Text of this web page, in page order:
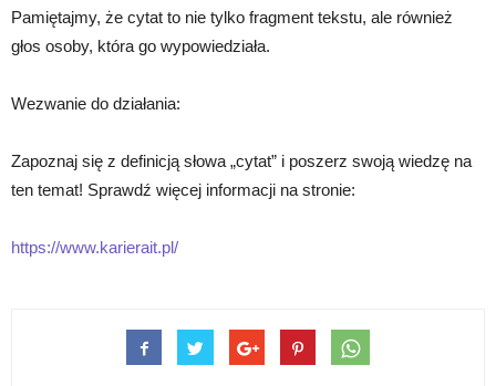
Pamiętajmy, że cytat to nie tylko fragment tekstu, ale również
głos osoby, która go wypowiedziała.
Wezwanie do działania:
Zapoznaj się z definicją słowa „cytat” i poszerz swoją wiedzę na
ten temat! Sprawdź więcej informacji na stronie:
https://www.karierait.pl/